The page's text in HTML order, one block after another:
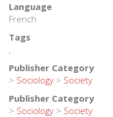
Language
French
Tags
,
Publisher Category
> Sociology > Society
Publisher Category
> Sociology > Society